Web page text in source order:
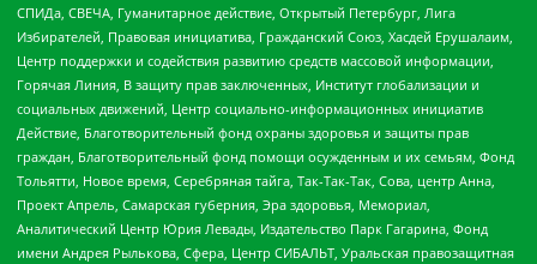
СПИДа, СВЕЧА, Гуманитарное действие, Открытый Петербург, Лига
Избирателей, Правовая инициатива, Гражданский Союз, Хасдей Ерушалаим,
Центр поддержки и содействия развитию средств массовой информации,
Горячая Линия, В защиту прав заключенных, Институт глобализации и
социальных движений, Центр социально-информационных инициатив
Действие, Благотворительный фонд охраны здоровья и защиты прав
граждан, Благотворительный фонд помощи осужденным и их семьям, Фонд
Тольятти, Новое время, Серебряная тайга, Так-Так-Так, Сова, центр Анна,
Проект Апрель, Самарская губерния, Эра здоровья, Мемориал,
Аналитический Центр Юрия Левады, Издательство Парк Гагарина, Фонд
имени Андрея Рылькова, Сфера, Центр СИБАЛЬТ, Уральская правозащитная